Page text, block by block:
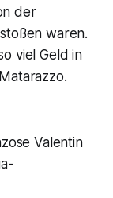
der
waren.
viel Geld in
Valentin